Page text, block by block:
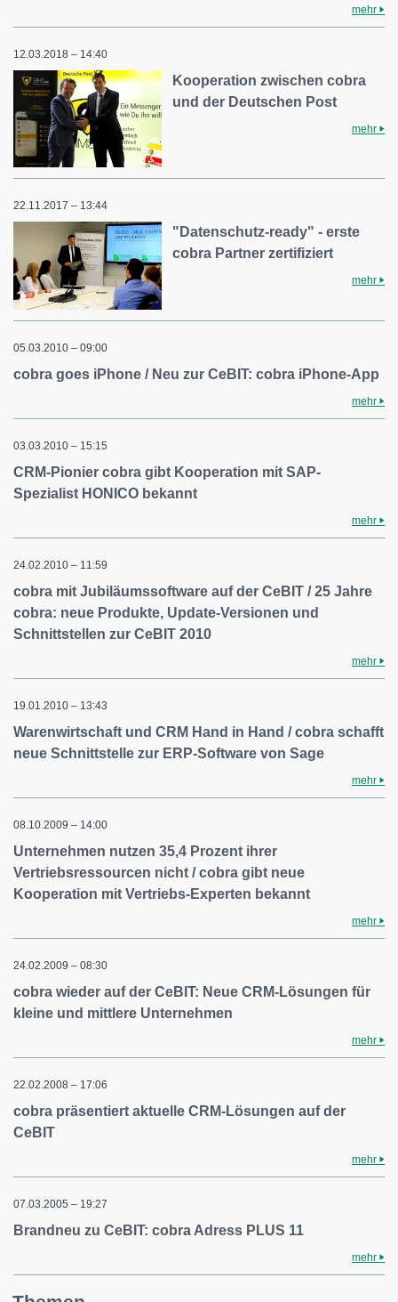
mehr
12.03.2018 – 14:40
Kooperation zwischen cobra
und der Deutschen Post
mehr
22.11.2017 – 13:44
"Datenschutz-ready" - erste
cobra Partner zertifiziert
mehr
05.03.2010 – 09:00
cobra goes iPhone / Neu zur CeBIT: cobra iPhone-App
mehr
03.03.2010 – 15:15
CRM-Pionier cobra gibt Kooperation mit SAP-
Spezialist HONICO bekannt
mehr
24.02.2010 – 11:59
cobra mit Jubiläumssoftware auf der CeBIT / 25 Jahre
cobra: neue Produkte, Update-Versionen und
Schnittstellen zur CeBIT 2010
mehr
19.01.2010 – 13:43
Warenwirtschaft und CRM Hand in Hand / cobra schafft
neue Schnittstelle zur ERP-Software von Sage
mehr
08.10.2009 – 14:00
Unternehmen nutzen 35,4 Prozent ihrer
Vertriebsressourcen nicht / cobra gibt neue
Kooperation mit Vertriebs-Experten bekannt
mehr
24.02.2009 – 08:30
cobra wieder auf der CeBIT: Neue CRM-Lösungen für
kleine und mittlere Unternehmen
mehr
22.02.2008 – 17:06
cobra präsentiert aktuelle CRM-Lösungen auf der
CeBIT
mehr
07.03.2005 – 19:27
Brandneu zu CeBIT: cobra Adress PLUS 11
mehr